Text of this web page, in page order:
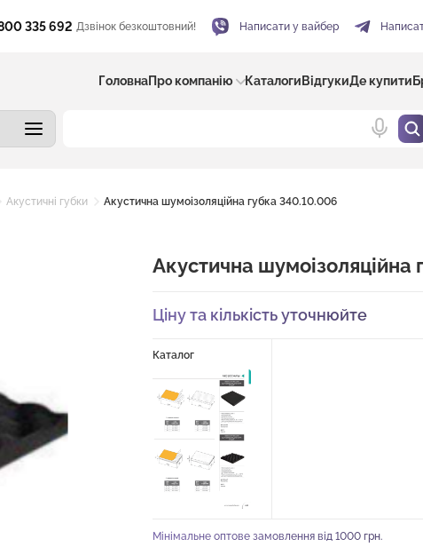
335 692 Дзвінок безкоштовний! Написати у вайбер
ГоловнаПро компанію Каталоги ВідгукиДе купити
Акустичні губки Акустична шумоізоляційна губка 340.10.006
Акустична шумоізоляційна
Ціну та кількість уточнюйте
Каталог
Мінімальне оптове замовлення від 1000 грн.